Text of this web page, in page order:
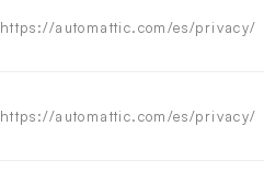
https://automattic.com/es/privacy/
https://automattic.com/es/privacy/